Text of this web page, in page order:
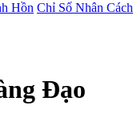
Hồn Chỉ Số Nhân Cách
Đạo